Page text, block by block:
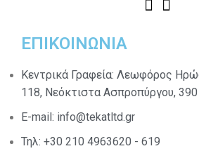
ΕΠΙΚΟΙΝΩΝΙΑ
Κεντρικά Γραφεία: Λεωφόρος
118, Νεόκτιστα Ασπροπύργου, 390
E-mail: info@tekatltd.gr
Τηλ: +30 210 4963620 - 619